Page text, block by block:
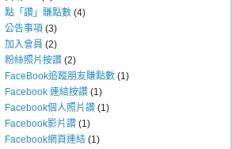
點「讚」賺點數 (4)
公告事項 (3)
加入會員 (2)
粉絲照片按讚 (2)
FaceBook追蹤朋友賺點數 (1)
Facebook 連結按讚 (1)
Facebook個人照片讚 (1)
Facebook影片讚 (1)
Facebook網頁連結 (1)